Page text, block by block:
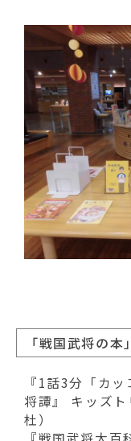
「戦国武将の本」
『1話3分「カ
将譚』 キッズ
杜）